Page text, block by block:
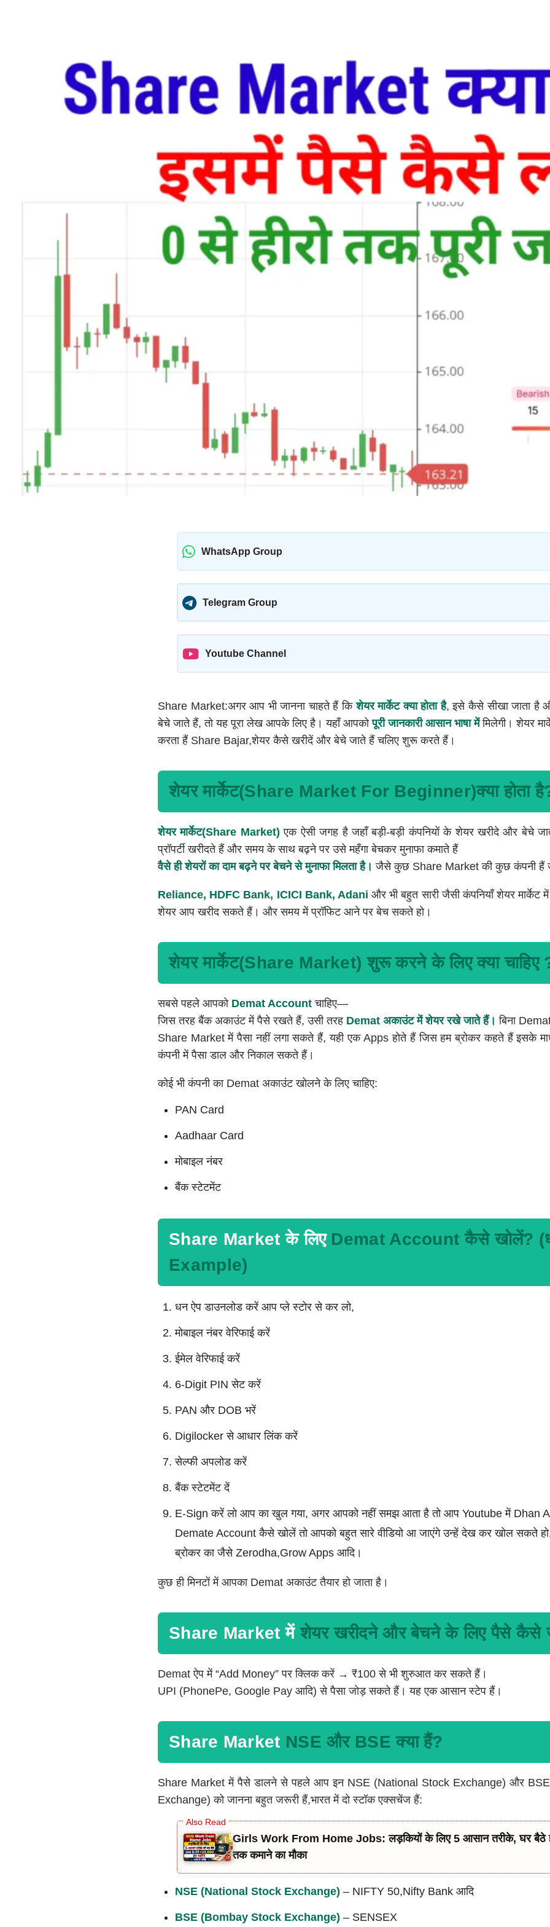
WhatsApp Group
Telegram Group
Youtube Channel
Share Market:अगर आप भी जानना चाहते हैं किशेयर मार्केट क्या होता है, इसे कैसे सीखा जाता है
बेचे जाते हैं, तो यह पूरा लेख आपके लिए है। यहाँ आपकोपूरी जानकारी आसान भाषा मेंमिलेगी। शेयर
करता हैं Share Bajar,शेयर कैसे खरीदें और बेचे जाते हैं चलिए शुरू करते हैं।
शेयर मार्केट(Share Market For Beginner)क्या होता
शेयर मार्केट(Share Market)एक ऐसी जगह है जहाँ बड़ी-बड़ी कंपनियों के शेयर खरीदे और बेचे
प्रॉपर्टी खरीदते हैं और समय के साथ बढ़ने पर उसे महँगा बेचकर मुनाफा कमाते हैं
वैसे ही शेयरों का दाम बढ़ने पर बेचने से मुनाफा मिलता है। जैसे कुछ Share Market की कुछ कंपनी हैं
Reliance, HDFC Bank, ICICI Bank, Adani और भी बहुत सारी जैसी कंपनियाँ शेयर
शेयर आप खरीद सकते हैं। और समय में प्रॉफिट आने पर बेच सकते हो।
शेयर मार्केट(Share Market) शुरू करने के लिए क्या चाहिए
सबसे पहले आपको Demat Account चाहिए—
जिस तरह बैंक अकाउंट में पैसे रखते हैं, उसी तरह Demat अकाउंट में शेयर रखे जाते हैं। बिना
Share Market में पैसा नहीं लगा सकते हैं, यही एक Apps होते हैं जिस हम ब्रोकर कहते हैं इसके
कंपनी में पैसा डाल और निकाल सकते हैं।
कोई भी कंपनी का Demat अकाउंट खोलने के लिए चाहिए:
PAN Card
Aadhaar Card
मोबाइल नंबर
बैंक स्टेटमेंट
Share Market के लिए Demat Account कैसे खोलें?
Example)
धन ऐप डाउनलोड करें आप प्ले स्टोर से कर लो,
मोबाइल नंबर वेरिफाई करें
ईमेल वेरिफाई करें
6-Digit PIN सेट करें
PAN और DOB भरें
Digilocker से आधार लिंक करें
सेल्फी अपलोड करें
बैंक स्टेटमेंट दें
E-Sign करें लो आप का खुल गया, अगर आपको नहीं समझ आता है तो आप Youtube में Dhan
Demate Account कैसे खोलें तो आपको बहुत सारे वीडियो आ जाएंगे उन्हें देख कर खोल सकते हो,
ब्रोकर का जैसे Zerodha,Grow Apps आदि।
कुछ ही मिनटों में आपका Demat अकाउंट तैयार हो जाता है।
Share Market में शेयर खरीदने और बेचने के लिए पैसे कैसे
Demat ऐप में “Add Money” पर क्लिक करें → ₹100 से भी शुरुआत कर सकते हैं।
UPI (PhonePe, Google Pay आदि) से पैसा जोड़ सकते हैं। यह एक आसान स्टेप हैं।
Share Market NSE और BSE क्या हैं?
Share Market में पैसे डालने से पहले आप इन NSE (National Stock Exchange) और
Exchange) को जानना बहुत जरूरी हैं,भारत में दो स्टॉक एक्सचेंज हैं:
Girls Work From Home Jobs: लड़कियों के लिए 5 आसान तरीके, घर बैठे
तक कमाने का मौका
NSE (National Stock Exchange) – NIFTY 50,Nifty Bank आदि
BSE (Bombay Stock Exchange) – SENSEX